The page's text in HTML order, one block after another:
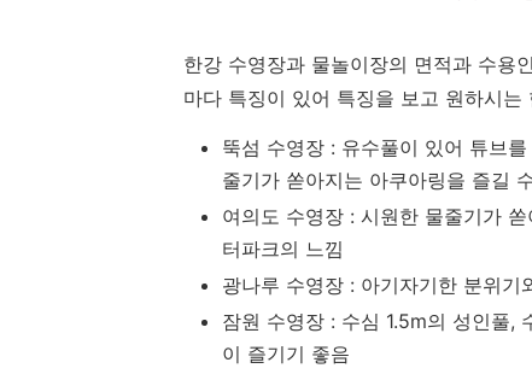
한강 수영장과 물놀이장의 면적과 수용
마다 특징이 있어 특징을 보고 원하시
뚝섬 수영장 : 유수풀이 있어 튜브
줄기가 쏟아지는 아쿠아링을 즐길
여의도 수영장 : 시원한 물줄기가
터파크의 느낌
광나루 수영장 : 아기자기한 분위
잠원 수영장 : 수심 1.5m의 성인풀,
이 즐기기 좋음